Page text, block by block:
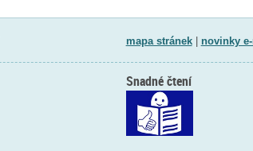
mapa stránek| novinky
Snadné čtení